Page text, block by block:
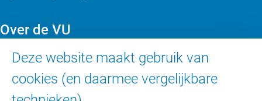
Deze website maakt gebruik van
cookies (en daarmee vergelijkbare
Over de VU
Contact en route
Werken bij de VU
Faculteiten